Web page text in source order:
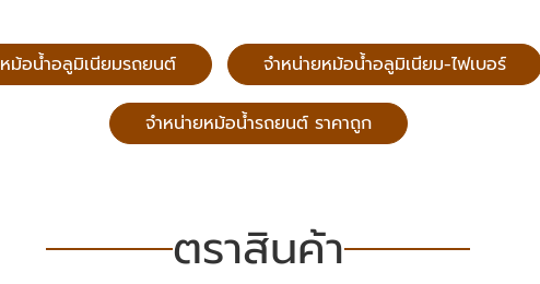
หม้อน้ำอลูมิเนียมรถยนต์ จำหน่ายหม้อน้ำอลูมิเนียม-ไฟเบอร์
จำหน่ายหม้อน้ำรถยนต์ ราคาถูก
ตราสินค้า